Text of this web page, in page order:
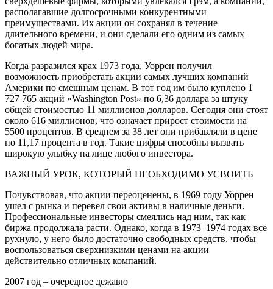
располагавшие долгосрочными конкурентными
преимуществами. Их акции он сохранял в течение
длительного времени, и они сделали его одним из самых
богатых людей мира.
Когда разразился крах 1973 года, Уоррен получил
возможность приобретать акции самых лучших компаний
Америки по смешным ценам. В тот год им было куплено 1
727 765 акций «Washington Post» по 6,36 доллара за штуку
общей стоимостью 11 миллионов долларов. Сегодня они стоят
около 616 миллионов, что означает прирост стоимости на
5500 процентов. В среднем за 38 лет они прибавляли в цене
по 11,17 процента в год. Такие цифры способны вызвать
широкую улыбку на лице любого инвестора.
ВАЖНЫЙ УРОК, КОТОРЫЙ НЕОБХОДИМО УСВОИТЬ
Почувствовав, что акции переоценены, в 1969 году Уоррен
ушел с рынка и перевел свои активы в наличные деньги.
Профессиональные инвесторы смеялись над ним, так как
биржа продолжала расти. Однако, когда в 1973–1974 годах все
рухнуло, у него было достаточно свободных средств, чтобы
воспользоваться сверхнизкими ценами на акции
действительно отличных компаний.
2007 год – очередное дежавю